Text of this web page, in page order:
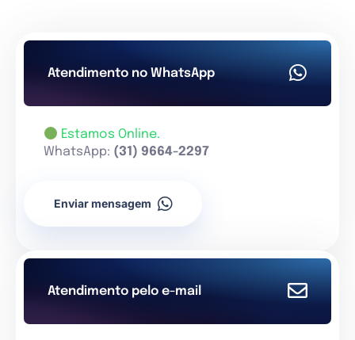
Atendimento no WhatsApp
Estamos Online.
WhatsApp: (31) 9664-2297
Enviar mensagem
Atendimento pelo e-mail